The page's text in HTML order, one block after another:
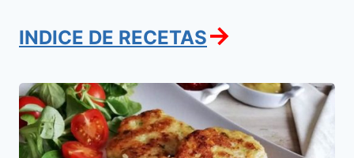
INDICE DE RECETAS→
Hamburguesas
de
pollo